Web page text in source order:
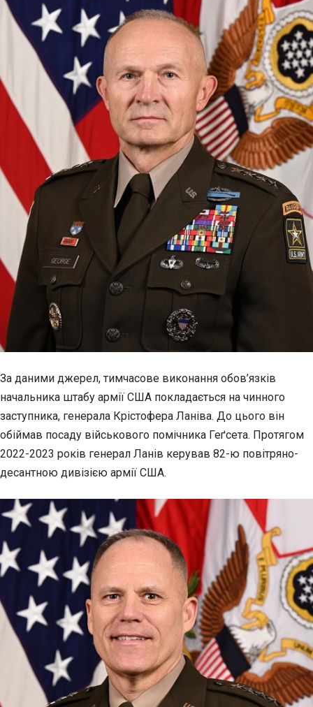
За даними джерел, тимчасове виконання обов’язків
начальника штабу армії США покладається на чинного
заступника, генерала Крістофера Ланіва. До цього він
обіймав посаду військового помічника Геґсета. Протягом
2022-2023 років генерал Ланів керував 82-ю повітряно-
десантною дивізією армії США.